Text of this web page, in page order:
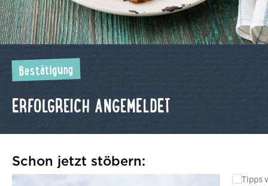
Bestätigung
ERFOLGREICH ANGEMELDET
Schon jetzt stöbern: